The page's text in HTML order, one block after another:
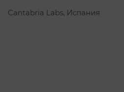
Cantabria Labs, Испания